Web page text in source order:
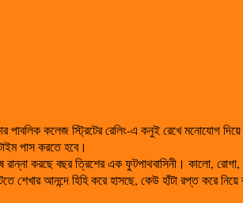
পাবলিক কলেজ স্ট্রিটের রেলিং-এ কনুই রেখে মনোযোগ
পাস করতে হবে।
করছে বছর ত্রিশের এক ফুটপাথবাসিনী। কালো,
শেখার আনন্দে হিহি করে হাসছে, কেউ হাঁটা রপ্ত করে